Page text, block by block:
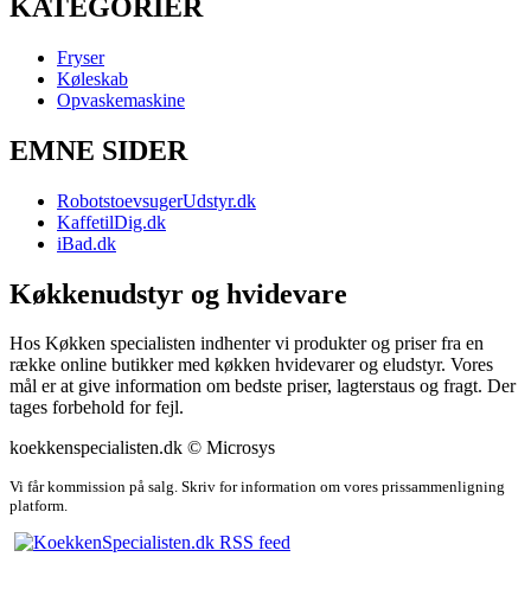
KATEGORIER
Fryser
Køleskab
Opvaskemaskine
EMNE SIDER
RobotstoevsugerUdstyr.dk
KaffetilDig.dk
iBad.dk
Køkkenudstyr og hvidevare
Hos Køkken specialisten indhenter vi produkter og priser fra en
række online butikker med køkken hvidevarer og eludstyr. Vores
mål er at give information om bedste priser, lagterstaus og fragt. Der
tages forbehold for fejl.
koekkenspecialisten.dk © Microsys
Vi får kommission på salg. Skriv for information om vores prissammenligning
platform.